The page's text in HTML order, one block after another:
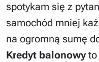
spotykam się z
samochód mniej
na ogromną sumę
Kredyt balonowy to